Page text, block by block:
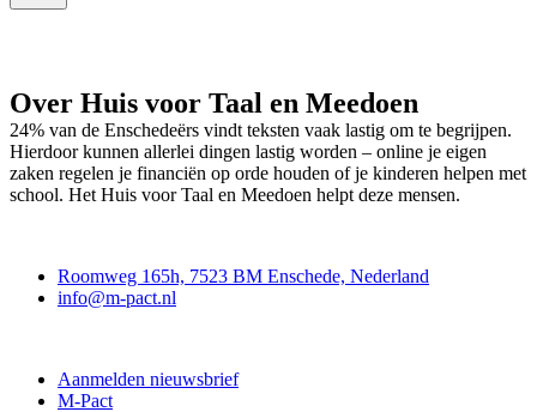
Over Huis voor Taal en Meedoen
24% van de Enschedeërs vindt teksten vaak lastig om te begrijpen.
Hierdoor kunnen allerlei dingen lastig worden – online je eigen
zaken regelen je financiën op orde houden of je kinderen helpen met
school. Het Huis voor Taal en Meedoen helpt deze mensen.
Roomweg 165h, 7523 BM Enschede, Nederland
info@m-pact.nl
Aanmelden nieuwsbrief
M-Pact